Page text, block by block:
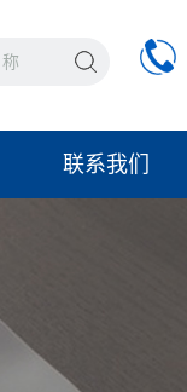
联系我们